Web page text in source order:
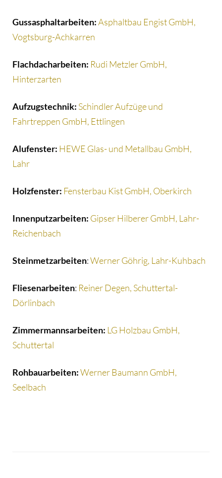
Gussasphaltarbeiten:Asphaltbau Engist GmbH,
Vogtsburg-Achkarren
Flachdacharbeiten: Rudi Metzler GmbH,
Hinterzarten
Aufzugstechnik: Schindler Aufzüge und
Fahrtreppen GmbH, Ettlingen
Alufenster: HEWE Glas- und Metallbau GmbH,
Lahr
Holzfenster: Fensterbau Kist GmbH, Oberkirch
Innenputzarbeiten: Gipser Hilberer GmbH, Lahr-
Reichenbach
Steinmetzarbeiten:Werner Göhrig, Lahr-Kuhbach
Fliesenarbeiten: Reiner Degen, Schuttertal-
Dörlinbach
Zimmermannsarbeiten: LG Holzbau GmbH,
Schuttertal
Rohbauarbeiten:Werner Baumann GmbH,
Seelbach